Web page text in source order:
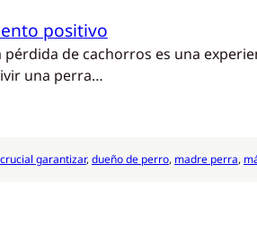
positivo
pérdida de cachorros es una
una perra…
crucial garantizar, dueño de perro, madre perra,